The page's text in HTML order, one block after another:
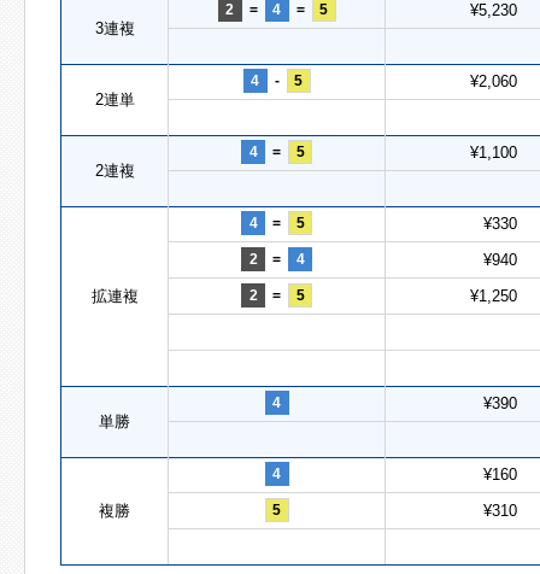
3連複
2 = 4 = 5 ¥5,230
2連単
4 - 5 ¥2,060
2連複
4 = 5 ¥1,100
拡連複
4 = 5 ¥330
2 = 4 ¥940
2 = 5 ¥1,250
単勝
4 ¥390
複勝
4 ¥160
5 ¥310